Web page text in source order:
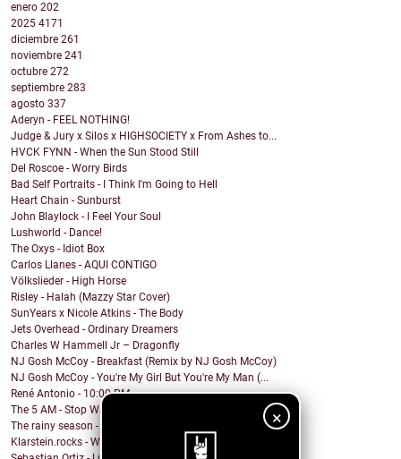
×
enero 202
2025 4171
diciembre 261
noviembre 241
octubre 272
septiembre 283
agosto 337
Aderyn - FEEL NOTHING!
Judge & Jury x Silos x HIGHSOCIETY x From Ashes to...
HVCK FYNN - When the Sun Stood Still
Del Roscoe - Worry Birds
Bad Self Portraits - I Think I'm Going to Hell
Heart Chain - Sunburst
John Blaylock - I Feel Your Soul
Lushworld - Dance!
The Oxys - Idiot Box
Carlos Llanes - AQUI CONTIGO
Völkslieder - High Horse
Risley - Halah (Mazzy Star Cover)
SunYears x Nicole Atkins - The Body
Jets Overhead - Ordinary Dreamers
Charles W Hammell Jr – Dragonfly
NJ Gosh McCoy - Breakfast (Remix by NJ Gosh McCoy)
NJ Gosh McCoy - You're My Girl But You're My Man (...
René Antonio - 10:00 PM
The 5 AM - Stop Wait A Minute
The rainy season - In This Moment
Klarstein.rocks - When I'm Burning Matches